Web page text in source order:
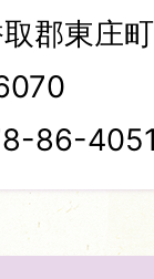
郡東庄
86-